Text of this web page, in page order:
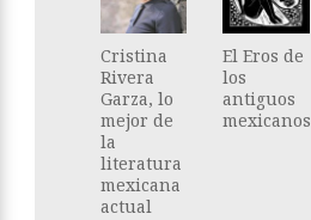
Cristina
Rivera
Garza, lo
mejor de
la
literatura
mexicana
actual
El Eros de
los
antiguos
mexicanos